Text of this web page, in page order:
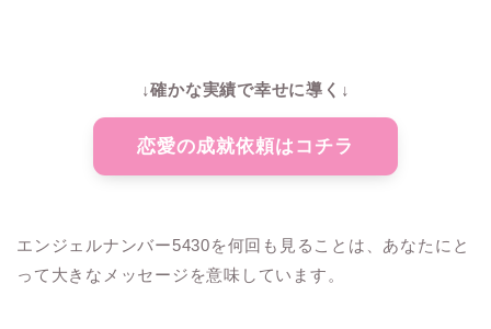
↓確かな実績で幸せに導く↓
恋愛の成就依頼はコチラ
エンジェルナンバー5430を何回も見ることは、あなたにと
って大きなメッセージを意味しています。